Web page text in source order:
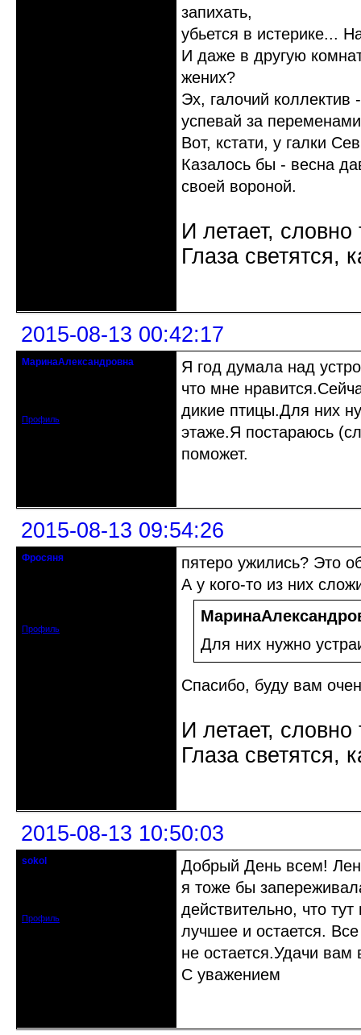
запихать,
убьется в истерике...
И даже в другую
жених?
Эх, галочий коллектив
успевай за
Вот, кстати, у галки
Казалось бы - весна
своей вороной.
И летает, словно
Глаза светятся,
2015-08-13 00:42:17
МаринаАлександровна
Профиль
Я год думала над
что мне
дикие птицы.Для них
этаже.Я постараюсь
поможет.
2015-08-13 09:54:26
Фросяня
Профиль
пятеро ужились? Это
А у кого-то из них
Для них нужно
Спасибо, буду вам
И летает, словно
Глаза светятся,
2015-08-13 10:50:03
sokol
Профиль
Добрый День всем!
я тоже бы
действительно, что
лучшее и остается.
не остается.Удачи вам
С уважением